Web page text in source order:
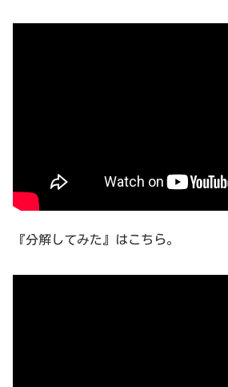
『分解してみた』はこちら。